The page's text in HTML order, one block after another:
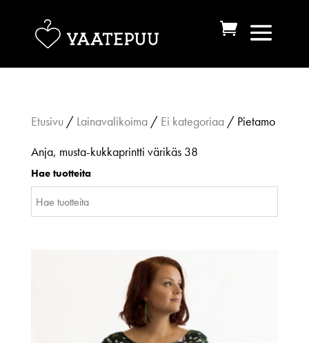
Etusivu / Lainavalikoima/ Ei kategoriaa/ Pietamo
Anja, musta-kukkaprintti värikäs 38
Hae tuotteita